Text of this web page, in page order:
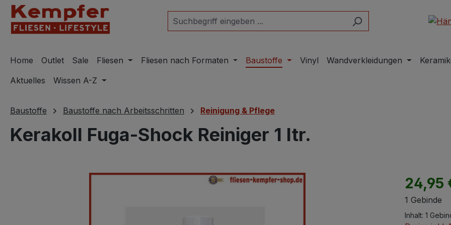
Hauptinhalt springen
Zur Suche springen
Zur Hauptnavigation springen
Home Outlet Sale Fliesen Fliesen nach Formaten Baustoffe Vinyl Wandverkleidungen
Aktuelles
Wissen A-Z
Baustoffe Baustoffe nach Arbeitsschritten Reinigung & Pflege
Kerakoll Fuga-Shock Reiniger 1 ltr.
Bildergalerie überspringen Regulärer
24,95
1 Gebinde
Inhalt: 1